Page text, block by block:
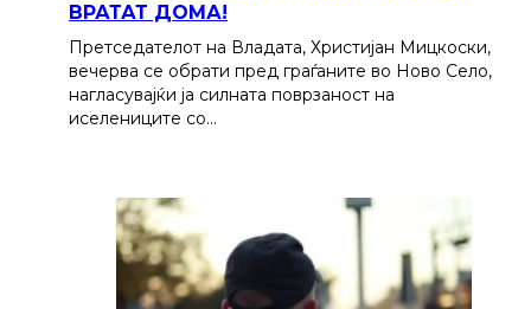
ВРАТАТ ДОМА!
Претседателот на Владата, Христијан Мицкоски,
вечерва се обрати пред граѓаните во Ново Село,
нагласувајќи ја силната поврзаност на
иселениците со…